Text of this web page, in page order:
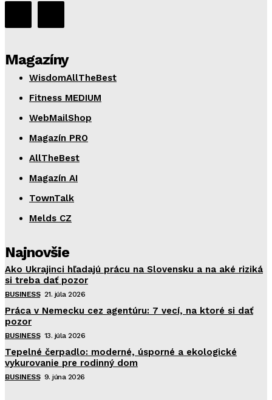
Magazíny
WisdomAllTheBest
Fitness MEDIUM
WebMailShop
Magazín PRO
AllTheBest
Magazín AI
TownTalk
Melds CZ
Najnovšie
Ako Ukrajinci hľadajú prácu na Slovensku a na aké riziká
si treba dať pozor
BUSINESS 21. júla 2026
Práca v Nemecku cez agentúru: 7 vecí, na ktoré si dať
pozor
BUSINESS 13. júla 2026
Tepelné čerpadlo: moderné, úsporné a ekologické
vykurovanie pre rodinný dom
BUSINESS 9. júna 2026